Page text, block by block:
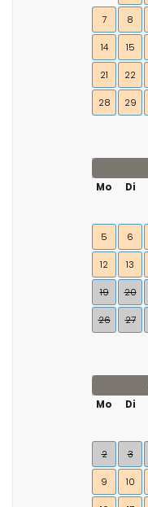
7 8
14 15
21 22
28 29
Mo
Di
5 6
12 13
19 20
26 27
Mo
Di
2 3
9 10